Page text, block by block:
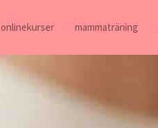
onlinekurser mammaträning